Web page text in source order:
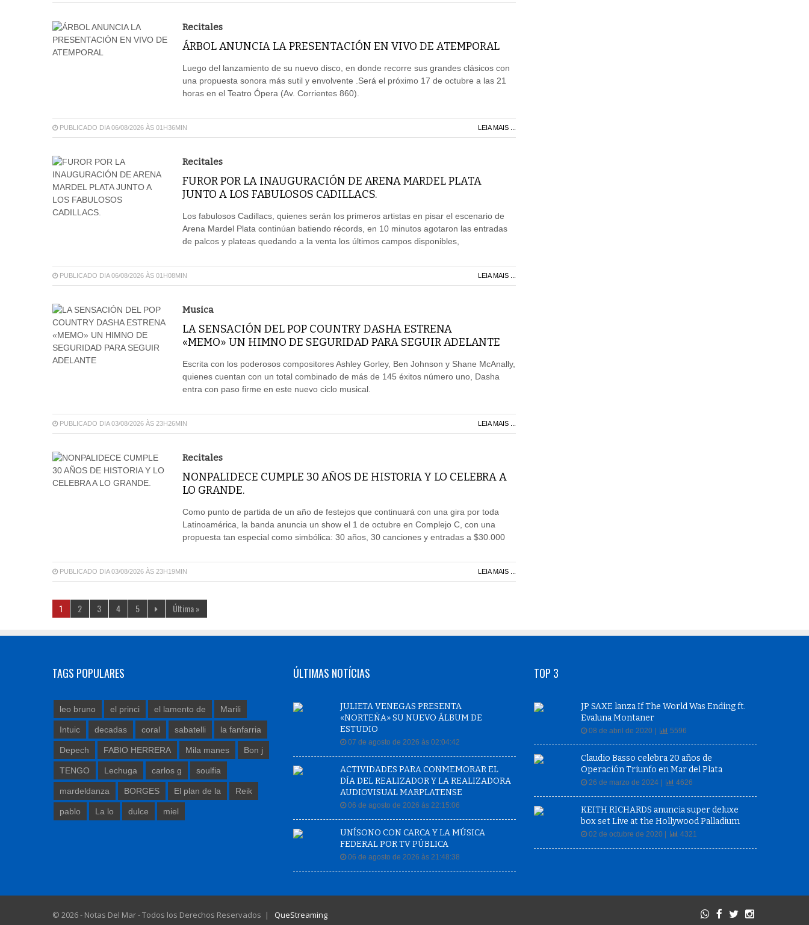
Recitales
ÁRBOL ANUNCIA LA PRESENTACIÓN EN VIVO DE ATEMPORAL
Luego del lanzamiento de su nuevo disco, en donde recorre sus grandes clásicos con
una propuesta sonora más sutil y envolvente .Será el próximo 17 de octubre a las 21
horas en el Teatro Ópera (Av. Corrientes 860).
PUBLICADO DIA 06/08/2026 ÀS 01H36MIN LEIA MAIS ...
Recitales
FUROR POR LA INAUGURACIÓN DE ARENA MARDEL PLATA
JUNTO A LOS FABULOSOS CADILLACS.
Los fabulosos Cadillacs, quienes serán los primeros artistas en pisar el escenario de
Arena Mardel Plata continúan batiendo récords, en 10 minutos agotaron las entradas
de palcos y plateas quedando a la venta los últimos campos disponibles,
PUBLICADO DIA 06/08/2026 ÀS 01H08MIN LEIA MAIS ...
Musica
LA SENSACIÓN DEL POP COUNTRY DASHA ESTRENA
«MEMO» UN HIMNO DE SEGURIDAD PARA SEGUIR ADELANTE
Escrita con los poderosos compositores Ashley Gorley, Ben Johnson y Shane McAnally,
quienes cuentan con un total combinado de más de 145 éxitos número uno, Dasha
entra con paso firme en este nuevo ciclo musical.
PUBLICADO DIA 03/08/2026 ÀS 23H26MIN LEIA MAIS ...
Recitales
NONPALIDECE CUMPLE 30 AÑOS DE HISTORIA Y LO CELEBRA A
LO GRANDE.
Como punto de partida de un año de festejos que continuará con una gira por toda
Latinoamérica, la banda anuncia un show el 1 de octubre en Complejo C, con una
propuesta tan especial como simbólica: 30 años, 30 canciones y entradas a $30.000
PUBLICADO DIA 03/08/2026 ÀS 23H19MIN LEIA MAIS ...
1 2 3 4 5 Última »
TAGS POPULARES
leo bruno el princi el lamento de Marili
Intuic decadas coral sabatelli la fanfarria
Depech FABIO HERRERA Mila manes Bon j
TENGO Lechuga carlos g soulfia
mardeldanza BORGES El plan de la Reik
pablo La lo dulce miel
ÚLTIMAS NOTÍCIAS
JULIETA VENEGAS PRESENTA
«NORTEÑA» SU NUEVO ÁLBUM DE
ESTUDIO
07 de agosto de 2026 às 02:04:42
ACTIVIDADES PARA CONMEMORAR EL
DÍA DEL REALIZADOR Y LA REALIZADORA
AUDIOVISUAL MARPLATENSE
06 de agosto de 2026 às 22:15:06
UNÍSONO CON CARCA Y LA MÚSICA
FEDERAL POR TV PÚBLICA
06 de agosto de 2026 às 21:48:38
TOP 3
JP SAXE lanza If The World Was Ending ft.
Evaluna Montaner
08 de abril de 2020 | 5596
Claudio Basso celebra 20 años de
Operación Triunfo en Mar del Plata
26 de marzo de 2024 | 4626
KEITH RICHARDS anuncia super deluxe
box set Live at the Hollywood Palladium
02 de octubre de 2020 | 4321
© 2026 - Notas Del Mar - Todos los Derechos Reservados | QueStreaming